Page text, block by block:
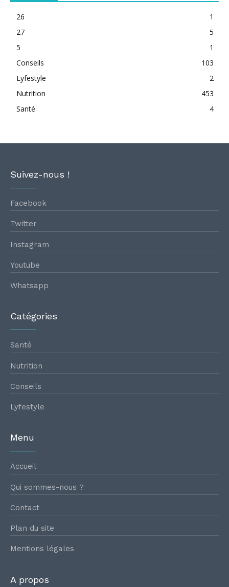
26
1
27
5
5
1
Conseils
103
Lyfestyle
2
Nutrition
453
Santé
4
Suivez-nous !
Facebook
Twitter
Instagram
Youtube
Whatsapp
Catégories
Santé
Nutrition
Conseils
Lyfestyle
Menu
Accueil
Qui sommes-nous ?
Contact
Plan du site
Mentions légales
A propos